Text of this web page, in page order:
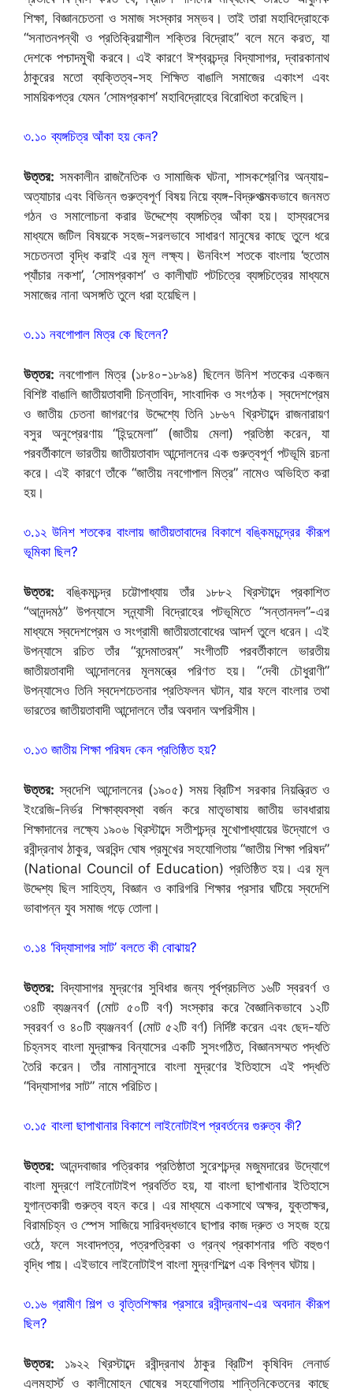
শিক্ষা, বিজ্ঞানচেতনা ও সমাজ সংস্কার সম্ভব। তাই তারা মহাবিদ্রোহকে
“সনাতনপন্থী ও প্রতিক্রিয়াশীল শক্তির বিদ্রোহ” বলে মনে করত, যা
দেশকে পশ্চাদমুখী করবে। এই কারণে ঈশ্বরচন্দ্র বিদ্যাসাগর, দ্বারকানাথ
ঠাকুরের মতো ব্যক্তিত্ব-সহ শিক্ষিত বাঙালি সমাজের একাংশ এবং
সাময়িকপত্র যেমন ‘সোমপ্রকাশ’ মহাবিদ্রোহের বিরোধিতা করেছিল।
৩.১০ ব্যঙ্গচিত্র আঁকা হয় কেন?
উত্তর: সমকালীন রাজনৈতিক ও সামাজিক ঘটনা, শাসকশ্রেণির অন্যায়-
অত্যাচার এবং বিভিন্ন গুরুত্বপূর্ণ বিষয় নিয়ে ব্যঙ্গ-বিদ্রুপাত্মকভাবে জনমত
গঠন ও সমালোচনা করার উদ্দেশ্যে ব্যঙ্গচিত্র আঁকা হয়। হাস্যরসের
মাধ্যমে জটিল বিষয়কে সহজ-সরলভাবে সাধারণ মানুষের কাছে তুলে ধরে
সচেতনতা বৃদ্ধি করাই এর মূল লক্ষ্য। ঊনবিংশ শতকে বাংলায় ‘হুতোম
প্যাঁচার নকশা’, ‘সোমপ্রকাশ’ ও কালীঘাট পটচিত্রে ব্যঙ্গচিত্রের মাধ্যমে
সমাজের নানা অসঙ্গতি তুলে ধরা হয়েছিল।
৩.১১ নবগোপাল মিত্র কে ছিলেন?
উত্তর: নবগোপাল মিত্র (১৮৪০-১৮৯৪) ছিলেন উনিশ শতকের একজন
বিশিষ্ট বাঙালি জাতীয়তাবাদী চিন্তাবিদ, সাংবাদিক ও সংগঠক। স্বদেশপ্রেম
ও জাতীয় চেতনা জাগরণের উদ্দেশ্যে তিনি ১৮৬৭ খ্রিস্টাব্দে রাজনারায়ণ
বসুর অনুপ্রেরণায় “হিন্দুমেলা” (জাতীয় মেলা) প্রতিষ্ঠা করেন, যা
পরবর্তীকালে ভারতীয় জাতীয়তাবাদ আন্দোলনের এক গুরুত্বপূর্ণ পটভূমি রচনা
করে। এই কারণে তাঁকে “জাতীয় নবগোপাল মিত্র” নামেও অভিহিত করা
হয়।
৩.১২ উনিশ শতকের বাংলায় জাতীয়তাবাদের বিকাশে বঙ্কিমচন্দ্রের কীরূপ
ভূমিকা ছিল?
উত্তর: বঙ্কিমচন্দ্র চট্টোপাধ্যায় তাঁর ১৮৮২ খ্রিস্টাব্দে প্রকাশিত
“আনন্দমঠ” উপন্যাসে সন্ন্যাসী বিদ্রোহের পটভূমিতে “সন্তানদল”-এর
মাধ্যমে স্বদেশপ্রেম ও সংগ্রামী জাতীয়তাবোধের আদর্শ তুলে ধরেন। এই
উপন্যাসে রচিত তাঁর “বন্দেমাতরম্” সংগীতটি পরবর্তীকালে ভারতীয়
জাতীয়তাবাদী আন্দোলনের মূলমন্ত্রে পরিণত হয়। “দেবী চৌধুরাণী”
উপন্যাসেও তিনি স্বদেশচেতনার প্রতিফলন ঘটান, যার ফলে বাংলার তথা
ভারতের জাতীয়তাবাদী আন্দোলনে তাঁর অবদান অপরিসীম।
৩.১৩ জাতীয় শিক্ষা পরিষদ কেন প্রতিষ্ঠিত হয়?
উত্তর: স্বদেশি আন্দোলনের (১৯০৫) সময় ব্রিটিশ সরকার নিয়ন্ত্রিত ও
ইংরেজি-নির্ভর শিক্ষাব্যবস্থা বর্জন করে মাতৃভাষায় জাতীয় ভাবধারায়
শিক্ষাদানের লক্ষ্যে ১৯০৬ খ্রিস্টাব্দে সতীশচন্দ্র মুখোপাধ্যায়ের উদ্যোগে ও
রবীন্দ্রনাথ ঠাকুর, অরবিন্দ ঘোষ প্রমুখের সহযোগিতায় “জাতীয় শিক্ষা পরিষদ”
(National Council of Education) প্রতিষ্ঠিত হয়। এর মূল
উদ্দেশ্য ছিল সাহিত্য, বিজ্ঞান ও কারিগরি শিক্ষার প্রসার ঘটিয়ে স্বদেশি
ভাবাপন্ন যুব সমাজ গড়ে তোলা।
৩.১৪ ‘বিদ্যাসাগর সাট’ বলতে কী বোঝায়?
উত্তর: বিদ্যাসাগর মুদ্রণের সুবিধার জন্য পূর্বপ্রচলিত ১৬টি স্বরবর্ণ ও
৩৪টি ব্যঞ্জনবর্ণ (মোট ৫০টি বর্ণ) সংস্কার করে বৈজ্ঞানিকভাবে ১২টি
স্বরবর্ণ ও ৪০টি ব্যঞ্জনবর্ণ (মোট ৫২টি বর্ণ) নির্দিষ্ট করেন এবং ছেদ-যতি
চিহ্নসহ বাংলা মুদ্রাক্ষর বিন্যাসের একটি সুসংগঠিত, বিজ্ঞানসম্মত পদ্ধতি
তৈরি করেন। তাঁর নামানুসারে বাংলা মুদ্রণের ইতিহাসে এই পদ্ধতি
“বিদ্যাসাগর সাট” নামে পরিচিত।
৩.১৫ বাংলা ছাপাখানার বিকাশে লাইনোটাইপ প্রবর্তনের গুরুত্ব কী?
উত্তর: আনন্দবাজার পত্রিকার প্রতিষ্ঠাতা সুরেশচন্দ্র মজুমদারের উদ্যোগে
বাংলা মুদ্রণে লাইনোটাইপ প্রবর্তিত হয়, যা বাংলা ছাপাখানার ইতিহাসে
যুগান্তকারী গুরুত্ব বহন করে। এর মাধ্যমে একসাথে অক্ষর, যুক্তাক্ষর,
বিরামচিহ্ন ও স্পেস সাজিয়ে সারিবদ্ধভাবে ছাপার কাজ দ্রুত ও সহজ হয়ে
ওঠে, ফলে সংবাদপত্র, পত্রপত্রিকা ও গ্রন্থ প্রকাশনার গতি বহুগুণ
বৃদ্ধি পায়। এইভাবে লাইনোটাইপ বাংলা মুদ্রণশিল্পে এক বিপ্লব ঘটায়।
৩.১৬ গ্রামীণ শিল্প ও বৃত্তিশিক্ষার প্রসারে রবীন্দ্রনাথ-এর অবদান কীরূপ
ছিল?
উত্তর: ১৯২২ খ্রিস্টাব্দে রবীন্দ্রনাথ ঠাকুর ব্রিটিশ কৃষিবিদ লেনার্ড
এলমহার্স্ট ও কালীমোহন ঘোষের সহযোগিতায় শান্তিনিকেতনের কাছে